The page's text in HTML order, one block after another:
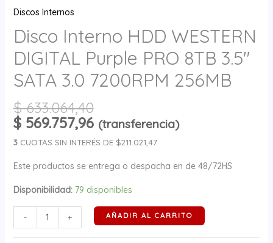
Discos Internos
Disco Interno HDD WESTERN
DIGITAL Purple PRO 8TB 3.5″
SATA 3.0 7200RPM 256MB
$633.064,40
$569.757,96 (transferencia)
3CUOTAS SIN INTERÉS DE $211.021,47
Este productos se entrega o despacha en de 48/72HS
Disponibilidad: 79 disponibles
- + AÑADIR AL CARRITO